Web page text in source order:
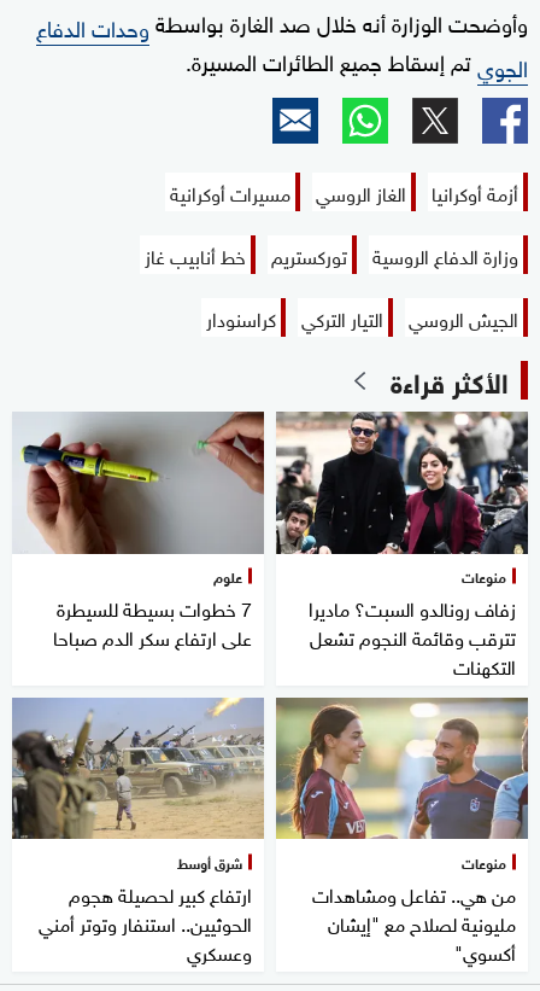
وأوضحت الوزارة أنه خلال صد الغارة بواسطةوحدات الدفاع
الجويتم إسقاط جميع الطائرات المسيرة.
أزمة أوكرانيا الغاز الروسي
مسيرات أوكرانية
وزارة الدفاع الروسية
توركستريم
خط أنابيب غاز
الجيش الروسي
التيار التركي كراسنودار
الأكثر قراءة
منوعات
زفاف رونالدو السبت؟ ماديرا
تترقب وقائمة النجوم تشعل
التكهنات
علوم
7 خطوات بسيطة للسيطرة
على ارتفاع سكر الدم صباحا
منوعات
من هي.. تفاعل ومشاهدات
مليونية لصلاح مع "إيشان
أكسوي"
شرق أوسط
ارتفاع كبير لحصيلة هجوم
الحوثيين.. استنفار وتوتر أمني
وعسكري